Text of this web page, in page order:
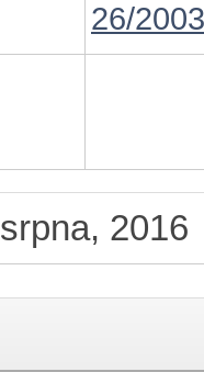
26/
srpna, 2016